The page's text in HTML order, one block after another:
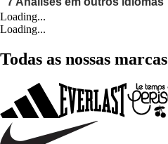
Loading...
Loading...
Todas as nossas marcas